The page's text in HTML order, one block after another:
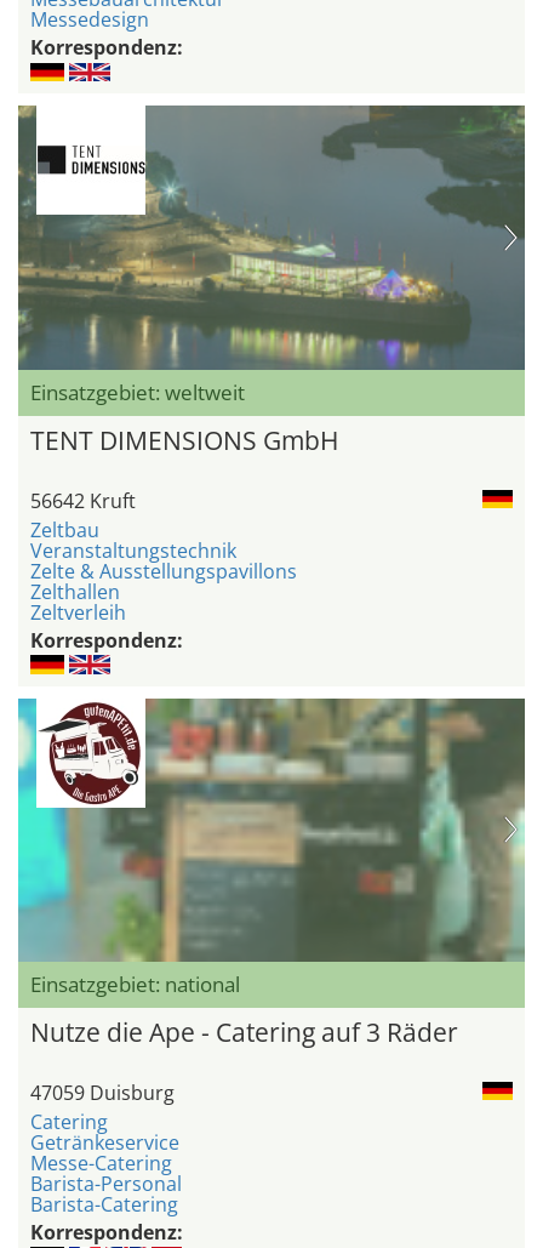
Messedesign
Korrespondenz:
Einsatzgebiet: weltweit
TENT DIMENSIONS GmbH
56642 Kruft
Zeltbau
Veranstaltungstechnik
Zelte & Ausstellungspavillons
Zelthallen
Zeltverleih
Korrespondenz:
Einsatzgebiet: national
Nutze die Ape - Catering auf 3 Räder
47059 Duisburg
Catering
Getränkeservice
Messe-Catering
Barista-Personal
Barista-Catering
Korrespondenz: